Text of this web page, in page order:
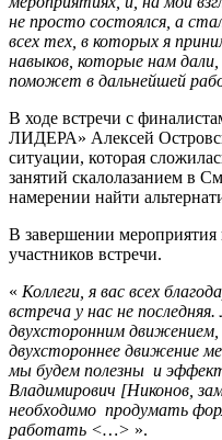
не просто состоялся, а
всех тех, в которых я
навыков, которые нам дали,
поможет в дальнейшей
В ходе встречи с
ЛИДЕРА» Алексей
ситуации, которая
занятий скалолазанием в
намерении найти
В завершении мероприятия
участников встречи.
« Коллеги, я вас всех
встреча у нас не
двухсторонним движением,
двухстороннее движение
мы будем полезны и
Владимирович [Никонов,
необходимо продумать
работать <…> ».